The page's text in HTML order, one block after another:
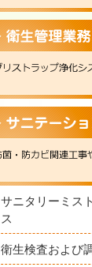
サニタリーミス
ス
衛生検査および